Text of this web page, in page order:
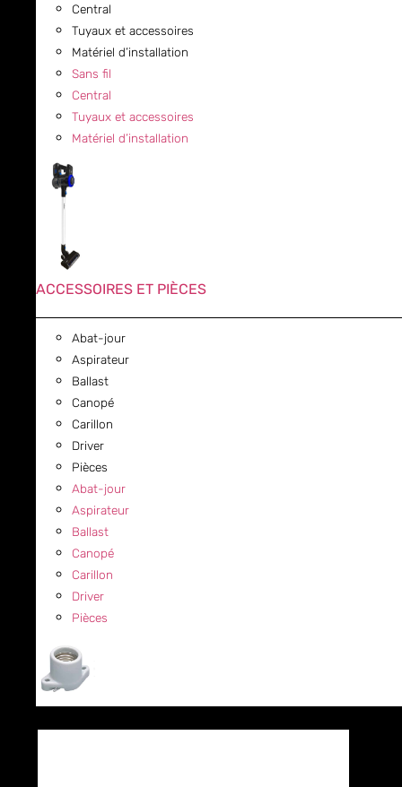
Central
Tuyaux et accessoires
Matériel d’installation
Sans fil
Central
Tuyaux et accessoires
Matériel d’installation
ACCESSOIRES ET PIÈCES
Abat-jour
Aspirateur
Ballast
Canopé
Carillon
Driver
Pièces
Abat-jour
Aspirateur
Ballast
Canopé
Carillon
Driver
Pièces